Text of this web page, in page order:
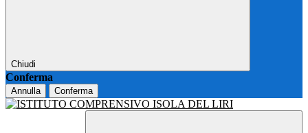
Chiudi
Conferma
Annulla Conferma